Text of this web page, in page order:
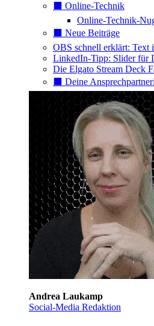
⬛️ Online-Technik
Online-Technik-
⬛️ Neue Beiträge
OBS schnell erklärt: Text
LinkedIn-Tipp: Slider für
Die Elgato Stream Deck
⬛️ Deine
Andrea Laukamp
Social-Media Redaktion